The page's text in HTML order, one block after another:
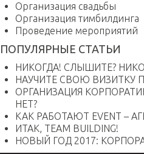
Организация свадьбы
Организация тимбилдинга
Проведение мероприятий
ПОПУЛЯРНЫЕ СТАТЬИ
НИКОГДА! СЛЫШИТЕ?
НАУЧИТЕ СВОЮ ВИЗИТКУ
ОРГАНИЗАЦИЯ
НЕТ?
КАК РАБОТАЮТ EVENT –
ИТАК, TEAM BUILDING!
НОВЫЙ ГОД 2017: